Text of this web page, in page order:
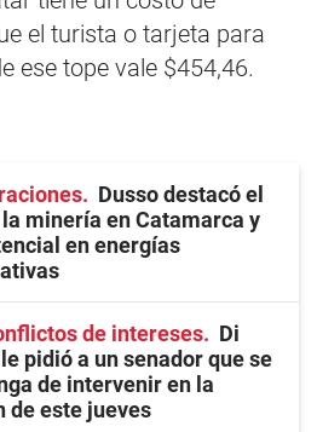
el turista o tarjeta para
ese tope vale $454,46.
Dusso destacó el
minería en Catamarca y
en energías
de intereses
Di
pidió a un senador que se
de intervenir en la
de este jueves